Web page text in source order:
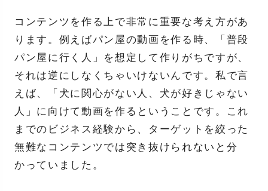
コンテンツを作る上で非常に重要な考え方があ
ります。例えばパン屋の動画を作る時、「普段
パン屋に行く人」を想定して作りがちですが、
それは逆にしなくちゃいけないんです。私で言
えば、「犬に関心がない人、犬が好きじゃない
人」に向けて動画を作るということです。これ
までのビジネス経験から、ターゲットを絞った
無難なコンテンツでは突き抜けられないと分
かっていました。